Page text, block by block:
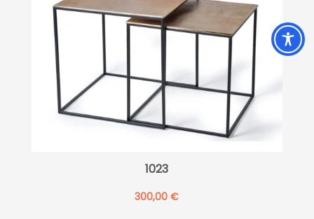
1023
300,00€